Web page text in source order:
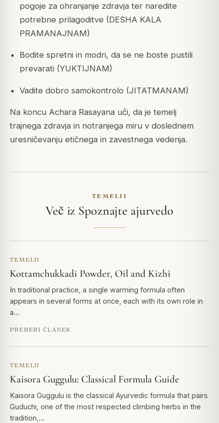
pogoje za ohranjanje zdravja ter naredite
potrebne prilagoditve (DESHA KALA
PRAMANAJNAM)
Bodite spretni in modri, da se ne boste pustili
prevarati (YUKTIJNAM)
Vadite dobro samokontrolo (JITATMANAM)
Na koncu Achara Rasayana uči, da je temelj
trajnega zdravja in notranjega miru v doslednem
uresničevanju etičnega in zavestnega vedenja.
TEMELJI
Več iz Spoznajte ajurvedo
TEMELJI
Kottamchukkadi Powder, Oil and Kizhi
In traditional practice, a single warming formula often
appears in several forms at once, each with its own role in
a…
PREBERI ČLANEK
TEMELJI
Kaisora Guggulu: Classical Formula Guide
Kaisora Guggulu is the classical Ayurvedic formula that pairs
Guduchi, one of the most respected climbing herbs in the
tradition,…